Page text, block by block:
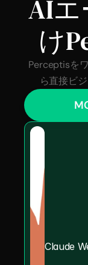
AIエ
け
Perceptisを
ら直接ビ
Claude